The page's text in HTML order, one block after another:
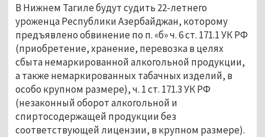
В Нижнем Тагиле будут судить 22-летнего
уроженца Республики Азербайджан, которому
предъявлено обвинение по п. «б» ч. 6 ст. 171.1 УК РФ
(приобретение, хранение, перевозка в целях
сбыта немаркированной алкогольной продукции,
а также немаркированных табачных изделий, в
особо крупном размере), ч. 1 ст. 171.3 УК РФ
(незаконный оборот алкогольной и
спиртосодержащей продукции без
соответствующей лицензии, в крупном размере).